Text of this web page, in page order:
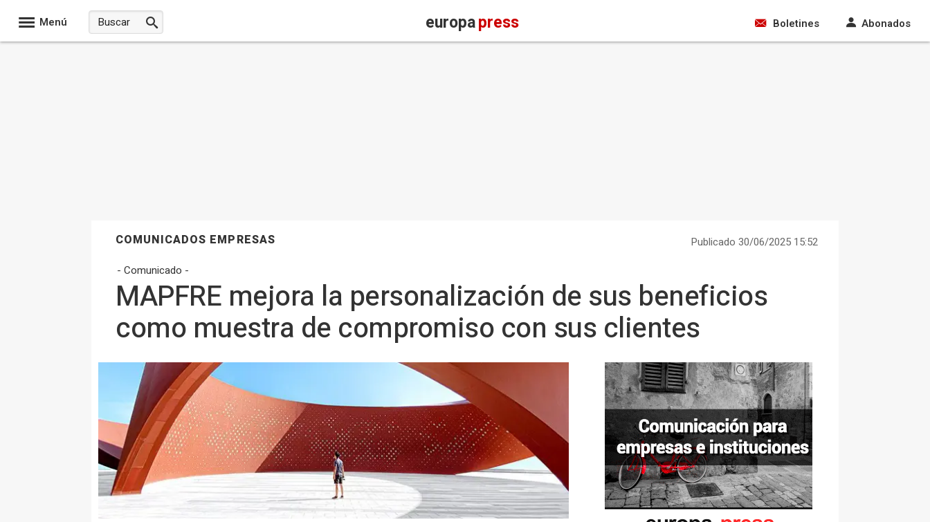
Menú europapress Boletines Abonados
COMUNICADOS EMPRESAS
Publicado 30/06/2025 15:52
- Comunicado -
MAPFRE mejora la personalización de sus beneficios
como muestra de compromiso con sus clientes